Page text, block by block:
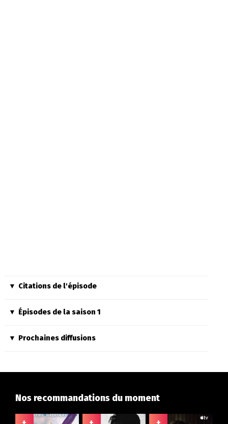
Citations de l'épisode
Épisodes de la saison 1
Prochaines diffusions
Nos recommandations du moment